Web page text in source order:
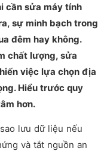
cần sửa máy tính
sự minh bạch trong
đêm hay không.
chất lượng, sửa
việc lựa chọn địa
Hiểu trước quy
hơn.
lưu dữ liệu nếu
và tắt nguồn an